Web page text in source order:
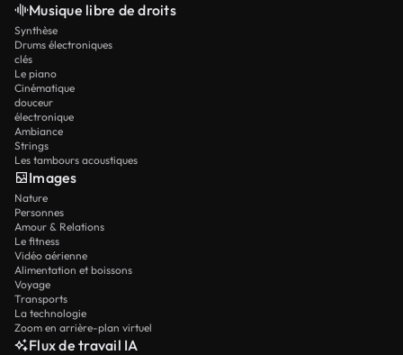
Musique libre de droits
Synthèse
Drums électroniques
clés
Le piano
Cinématique
douceur
électronique
Ambiance
Strings
Les tambours acoustiques
Images
Nature
Personnes
Amour & Relations
Le fitness
Vidéo aérienne
Alimentation et boissons
Voyage
Transports
La technologie
Zoom en arrière-plan virtuel
Flux de travail IA